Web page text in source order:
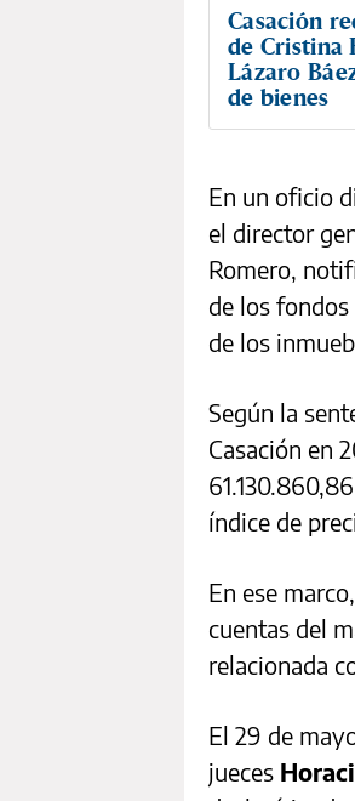
Casación
de Cristina
Lázaro
de bienes
En un oficio
el director
Romero,
de los
de los
Según la
Casación en
índice de
En ese
cuentas del
relacionada
El 29 de
jueces